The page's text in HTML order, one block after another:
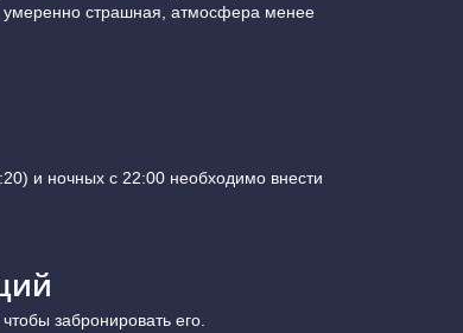
умеренно страшная, атмосфера менее
и ночных с 22:00 необходимо внести
забронировать его.